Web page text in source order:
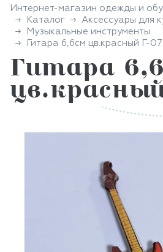
Интернет-магазин одежды и
Каталог
Аксессуары для
Музыкальные инструменты
Гитара 6,6см цв.красный Г-07
Гитара